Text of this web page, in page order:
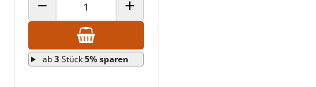
ANZAHL VERRINGERN ANZAHL ERHÖHEN
ab3Stück5% sparen